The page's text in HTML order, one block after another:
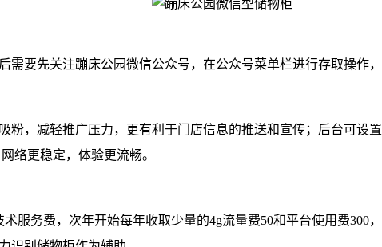
要先关注蹦床公园微信公众号，在公众号菜单栏进行存取操作
粉，减轻推广压力，更有利于门店信息的推送和宣传；后台可设
络更稳定，体验更流畅。
服务费，次年开始每年收取少量的4g流量费50和平台使用费300